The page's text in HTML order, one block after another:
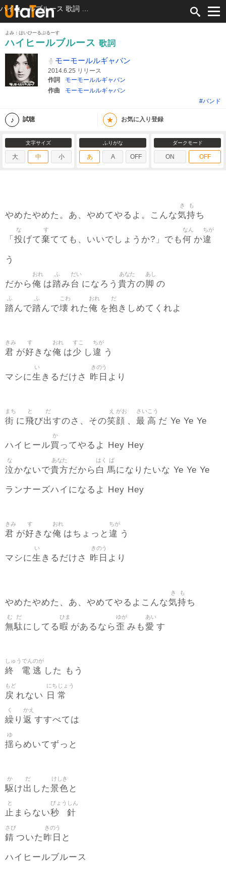
よみ：はいひーるぶるーす
ハイヒールブルース 歌詞
モーモールルギャバン
2014.6.25 リリース
作詞
モーモールルギャバン
作曲
モーモールルギャバン
#バンド
試聴 ★ お気に入り登録
文字サイズ
大 中 小
ふりがな
あ A OFF
ダークモード
ON OFF
やめたやめた。あ、やめてやるよ。こんな気
き
持
も
ち
「 投
な
げて棄
す
てても、いいでしょうか?」でも何
なん
か違
ちが
う
だから俺
おれ
は踏
ふ
み台
だい
になろう 貴方
あなた
の脚
あし
の
踏
ふ
んで踏
ふ
んで壊
こわ
れた俺
おれ
を抱
だ
きしめてくれよ
君
きみ
が好
す
きな俺
おれ
は少
すこ
し違
ちが
う
マシに生
い
きるだけさ 昨日
きのう
より
街
まち
に飛
と
び出
だ
すのさ、その笑
え
顔
がお
、 最
さい
高
こう
だ Ye Ye Ye
ハイヒール買
か
ってやるよ Hey Hey
泣
な
かないで貴方
あなた
だから 白
はく
馬
ば
になりたいな Ye Ye Ye
ランナーズハイになるよ Hey Hey
君
きみ
が好
す
きな俺
おれ
はちょっと 違
ちが
う
マシに生
い
きるだけさ 昨日
きのう
より
やめたやめた、あ、やめてやるよこんな気
き
持
も
ち
無
む
駄
だ
にしてる 暇
ひま
があるなら歪
ゆが
みも愛
あい
す
終
しゅう
電
でん
逃
のが
した もう
戻
もど
れない 日
にち
常
じょう
繰
く
り 返
かえ
すすべては
揺
ゆ
らめいてずっと
駆
か
け出
だ
した景色
けしき
と
止
と
まらない秒
びょう
針
しん
錆
さび
ついた 昨日
きのう
と
ハイヒールブルース